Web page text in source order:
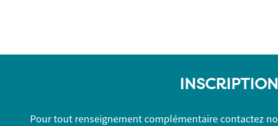
INSCRIPTION
Pour tout renseignement complémentaire contactez